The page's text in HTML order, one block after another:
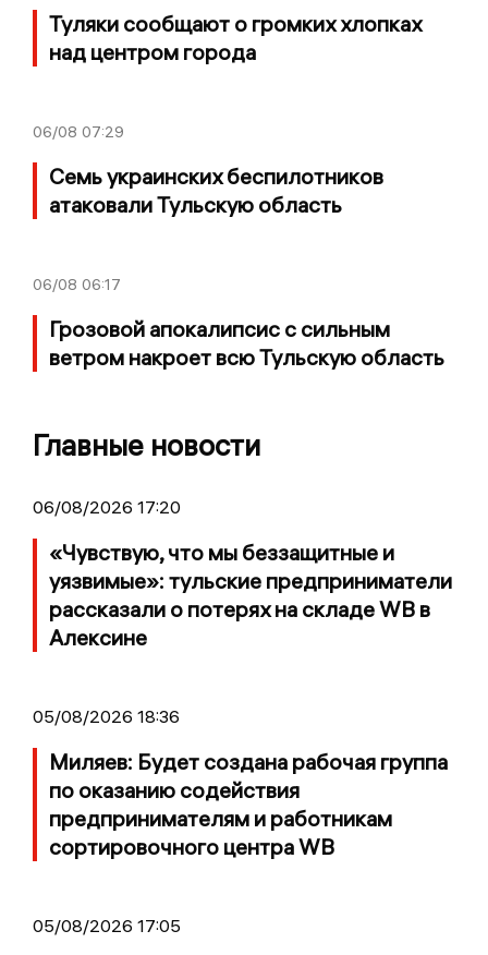
Туляки сообщают о громких хлопках
над центром города
06/08 07:29
Семь украинских беспилотников
атаковали Тульскую область
06/08 06:17
Грозовой апокалипсис с сильным
ветром накроет всю Тульскую область
Главные новости
06/08/2026 17:20
«Чувствую, что мы беззащитные и
уязвимые»: тульские предприниматели
рассказали о потерях на складе WB в
Алексине
05/08/2026 18:36
Миляев: Будет создана рабочая группа
по оказанию содействия
предпринимателям и работникам
сортировочного центра WB
05/08/2026 17:05